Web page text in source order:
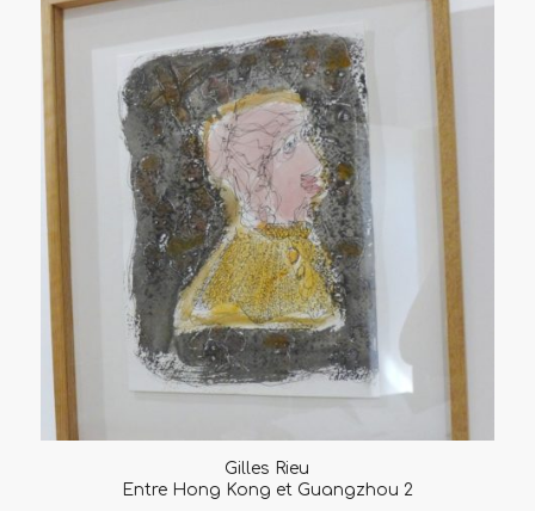
Gilles Rieu
Entre Hong Kong et Guangzhou 2